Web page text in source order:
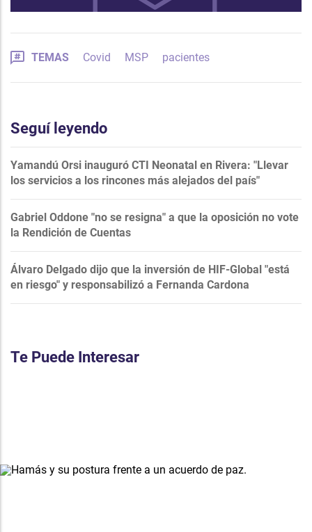
TEMAS Covid MSP pacientes
Seguí leyendo
Yamandú Orsi inauguró CTI Neonatal en Rivera: "Llevar
los servicios a los rincones más alejados del país"
Gabriel Oddone "no se resigna" a que la oposición no vote
la Rendición de Cuentas
Álvaro Delgado dijo que la inversión de HIF-Global "está
en riesgo" y responsabilizó a Fernanda Cardona
Te Puede Interesar